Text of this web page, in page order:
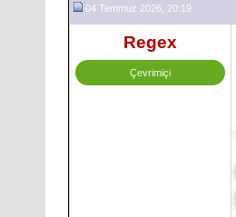
04 Temmuz 2026, 20:19
Regex
Çevrimiçi